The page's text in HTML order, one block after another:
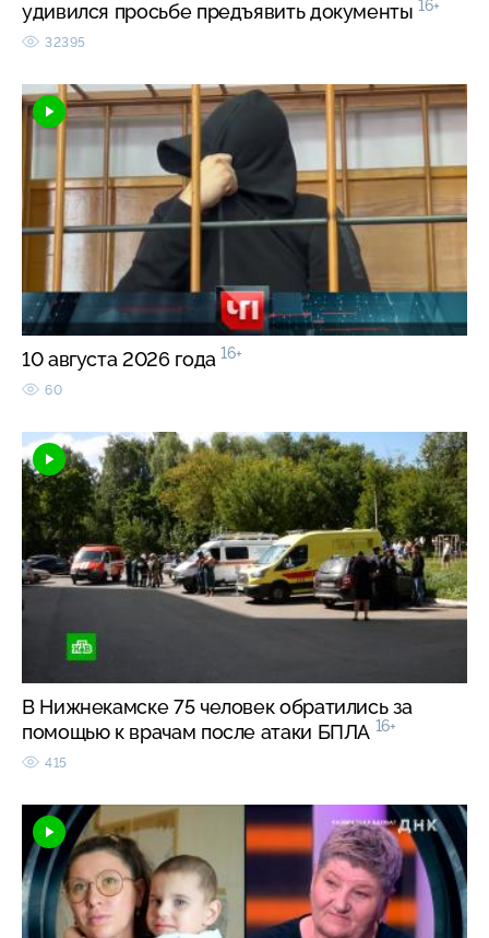
удивился просьбе предъявить документы 16+
32395
10 августа 2026 года 16+
60
В Нижнекамске 75 человек обратились за
помощью к врачам после атаки БПЛА 16+
415